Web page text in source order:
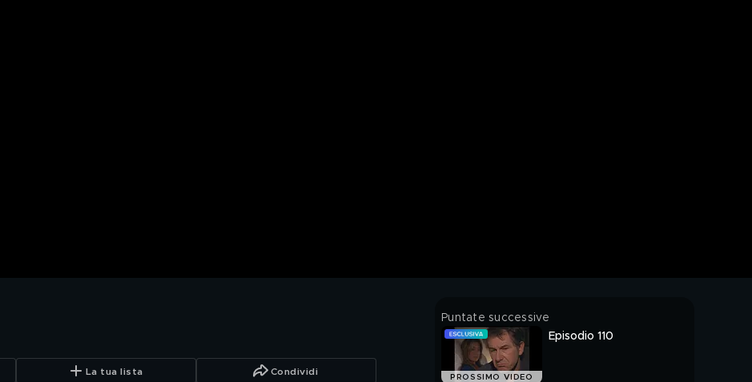
La tua lista Condividi
Puntate successive
PROSSIMO VIDEO
Episodio 110